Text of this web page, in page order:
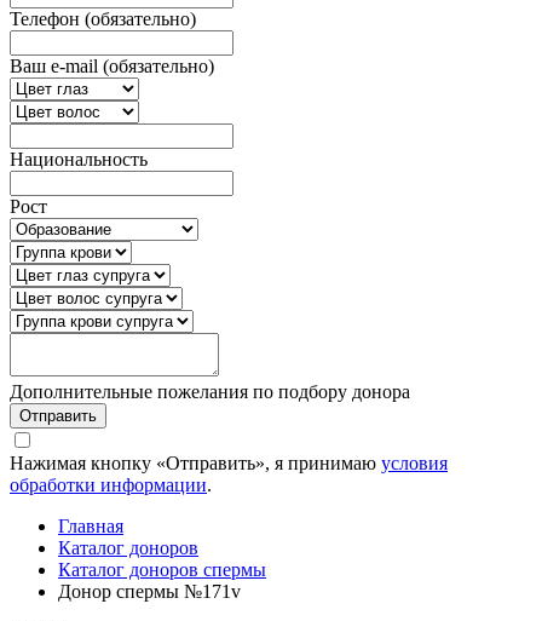
Телефон (обязательно)
Ваш e-mail (обязательно)
Национальность
Рост
Дополнительные пожелания по подбору донора
Отправить
Нажимая кнопку «Отправить», я принимаю условия
обработки информации.
Главная
Каталог доноров
Каталог доноров спермы
Донор спермы №171v